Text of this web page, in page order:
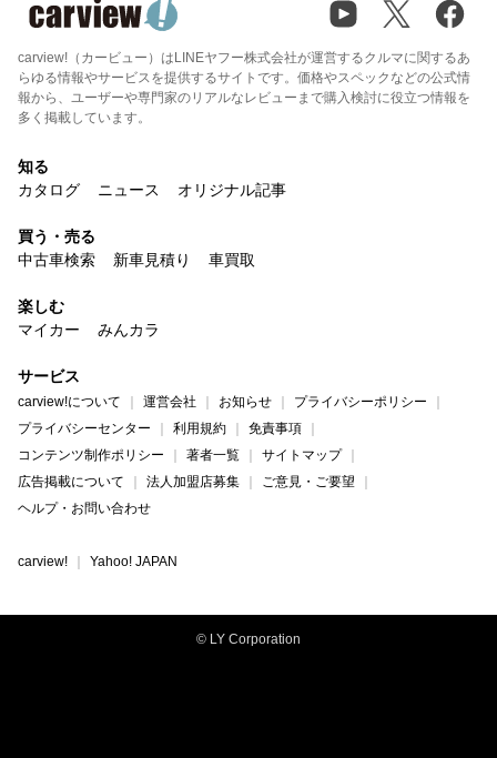
carview!（カービュー）はLINEヤフー株式会社が運営するクルマに関するあ
らゆる情報やサービスを提供するサイトです。価格やスペックなどの公式情
報から、ユーザーや専門家のリアルなレビューまで購入検討に役立つ情報を
多く掲載しています。
知る
カタログ
ニュース オリジナル記事
買う・売る
中古車検索
新車見積り 車買取
楽しむ
マイカー
みんカラ
サービス
carview!について 運営会社 お知らせ
プライバシーポリシー
プライバシーセンター
利用規約
免責事項
コンテンツ制作ポリシー
著者一覧
サイトマップ
広告掲載について
法人加盟店募集
ご意見・ご要望
ヘルプ・お問い合わせ
carview! Yahoo! JAPAN
© LY Corporation